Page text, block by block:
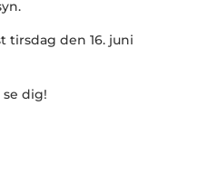
tirsdag den 16. juni
dig!